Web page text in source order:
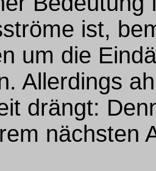
ist,
um die
Allerdings
drängt:
nächsten